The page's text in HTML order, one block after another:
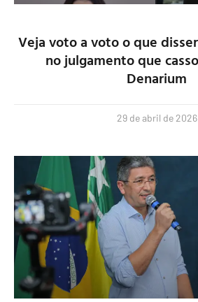
Veja voto a voto o que
no julgamento que
Denarium
29 de abril de 2026